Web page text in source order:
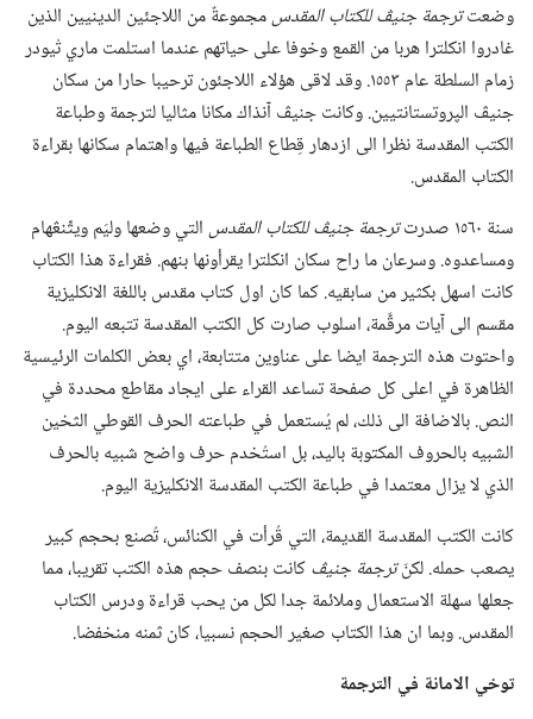
وضعتترجمة جنيڤ للكتاب المقدسمجموعةٌ من اللاجئين الدينيين الذين
غادروا انكلترا هربا من القمع وخوفا على حياتهم عندما استلمت ماري تْيودر
زمام السلطة عام ١٥٥٣.‏ وقد لاقى هؤلاء اللاجئون ترحيبا حارا من سكان
جنيڤ الپروتستانتيين.‏ وكانت جنيڤ آنذاك مكانا مثاليا لترجمة وطباعة
الكتب المقدسة نظرا الى ازدهار قِطاع الطباعة فيها واهتمام سكانها بقراءة
الكتاب المقدس.‏
سنة ١٥٦٠ صدرت
ترجمة جنيڤ للكتاب المقدسالتي وضعها وليَم ويتِّنڠهام
ومساعدوه.‏ وسرعان ما راح سكان انكلترا يقرأونها بنهم.‏ فقراءة هذا الكتاب
كانت اسهل بكثير من سابقيه.‏ كما كان اول كتاب مقدس باللغة الانكليزية
مقسم الى آيات مرقَّمة،‏ اسلوب صارت كل الكتب المقدسة تتبعه اليوم.‏
واحتوت هذه الترجمة ايضا على عناوين متتابعة،‏ اي بعض الكلمات الرئيسية
الظاهرة في اعلى كل صفحة تساعد القراء على ايجاد مقاطع محددة في
النص.‏ بالاضافة الى ذلك،‏ لم يُستعمل في طباعته الحرف القوطي الثخين
الشبيه بالحروف المكتوبة باليد،‏ بل استُخدم حرف واضح شبيه بالحرف
الذي لا يزال معتمدا في طباعة الكتب المقدسة الانكليزية اليوم.‏
كانت الكتب المقدسة القديمة،‏ التي قُرأت في الكنائس،‏ تُصنع بحجم كبير
يصعب حمله.‏ لكنّترجمة جنيڤكانت بنصف حجم هذه الكتب تقريبا،‏ مما
جعلها سهلة الاستعمال وملائمة جدا لكل من يحب قراءة ودرس الكتاب
المقدس.‏ وبما ان هذا الكتاب صغير الحجم نسبيا،‏ كان ثمنه منخفضا.‏
توخي الامانة في الترجمة